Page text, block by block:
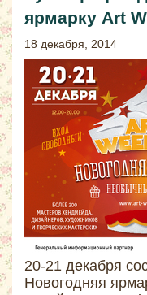
ярмарку Art
18 декабря, 2014
20-21 декабря
Новогодняя